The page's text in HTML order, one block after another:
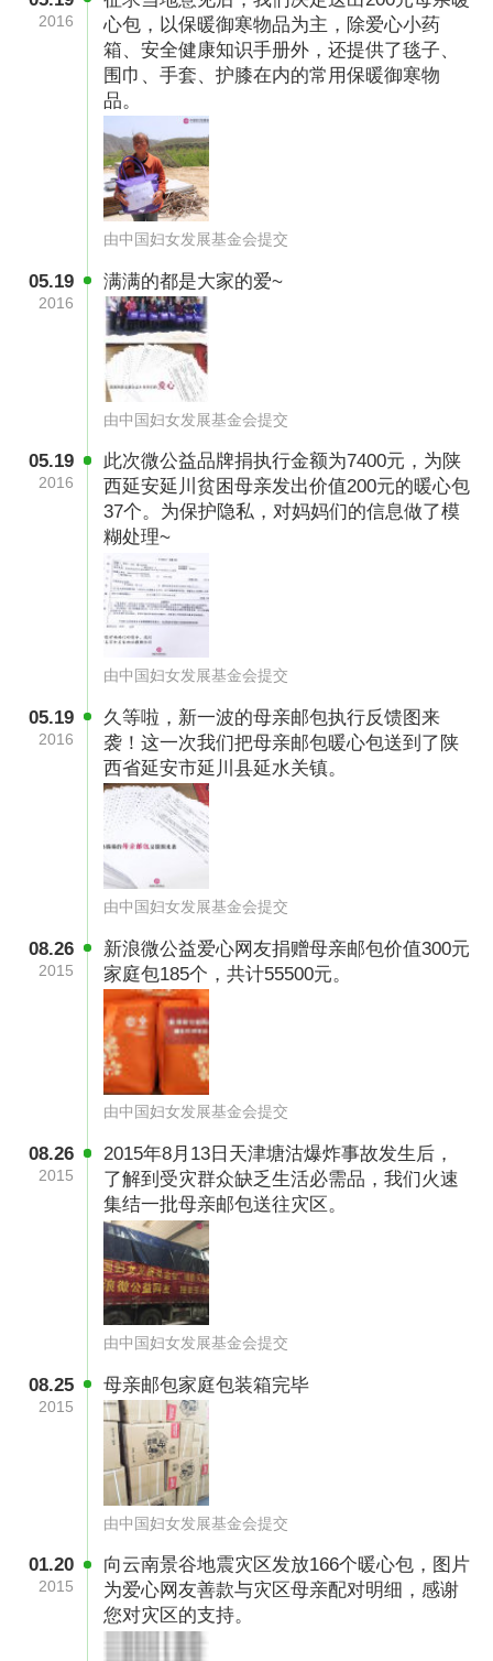
2016
心包，以保暖御寒物品为主，除爱心小药
箱、安全健康知识手册外，还提供了毯子、
围巾、手套、护膝在内的常用保暖御寒物
品。
由中国妇女发展基金会提交
05.19
2016
满满的都是大家的爱~
由中国妇女发展基金会提交
05.19
2016
此次微公益品牌捐执行金额为7400元，为陕
西延安延川贫困母亲发出价值200元的暖心包
37个。为保护隐私，对妈妈们的信息做了模
糊处理~
由中国妇女发展基金会提交
05.19
2016
久等啦，新一波的母亲邮包执行反馈图来
袭！这一次我们把母亲邮包暖心包送到了陕
西省延安市延川县延水关镇。
由中国妇女发展基金会提交
08.26
2015
新浪微公益爱心网友捐赠母亲邮包价值300元
家庭包185个，共计55500元。
由中国妇女发展基金会提交
08.26
2015
2015年8月13日天津塘沽爆炸事故发生后，
了解到受灾群众缺乏生活必需品，我们火速
集结一批母亲邮包送往灾区。
由中国妇女发展基金会提交
08.25
2015
母亲邮包家庭包装箱完毕
由中国妇女发展基金会提交
01.20
2015
向云南景谷地震灾区发放166个暖心包，图片
为爱心网友善款与灾区母亲配对明细，感谢
您对灾区的支持。